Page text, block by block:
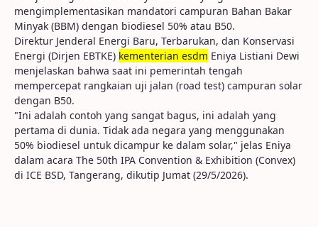
mengimplementasikan mandatori campuran Bahan Bakar
Minyak (BBM) dengan biodiesel 50% atau B50.
Direktur Jenderal Energi Baru, Terbarukan, dan Konservasi
Energi (Dirjen EBTKE) kementerian esdm Eniya Listiani Dewi
menjelaskan bahwa saat ini pemerintah tengah
mempercepat rangkaian uji jalan (road test) campuran solar
dengan B50.
"Ini adalah contoh yang sangat bagus, ini adalah yang
pertama di dunia. Tidak ada negara yang menggunakan
50% biodiesel untuk dicampur ke dalam solar," jelas Eniya
dalam acara The 50th IPA Convention & Exhibition (Convex)
di ICE BSD, Tangerang, dikutip Jumat (29/5/2026).